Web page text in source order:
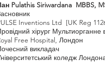
Pulathis Siriwardana MBBS,
Inventions Ltd [UK Reg
хірург
Free Hospital, Лондон
викладач
коледж